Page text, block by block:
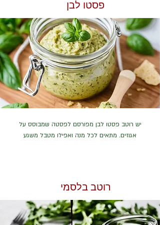
פסטו לבן
יש רוטב פסטו לבן מפורסם לפסטה שמבוסס על
אגוזים. מתאים לכל מנה ואפילו מטבל משגע
רוטב בלסמי